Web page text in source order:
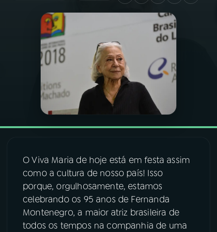
PROGRAMAÇÃO
PROGRAMAS
PODCASTS
07 ÚLTIMAS
08 FESTIVAL DE MÚSICA
ACOMPANHE A RÁDIO NACIONAL
O Viva Maria de hoje está em festa assim
como a cultura de nosso país! Isso
porque, orgulhosamente, estamos
celebrando os 95 anos de Fernanda
Montenegro, a maior atriz brasileira de
todos os tempos na companhia de uma